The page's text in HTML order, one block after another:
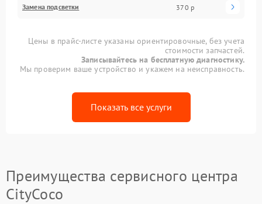
Замена подсветки 370 р
Цены в прайс-листе указаны ориентировочные, без учета
стоимости запчастей.
Записывайтесь на бесплатную диагностику.
Мы проверим ваше устройство и укажем на неисправность.
Показать все услуги
Преимущества сервисного центра
CityCoco